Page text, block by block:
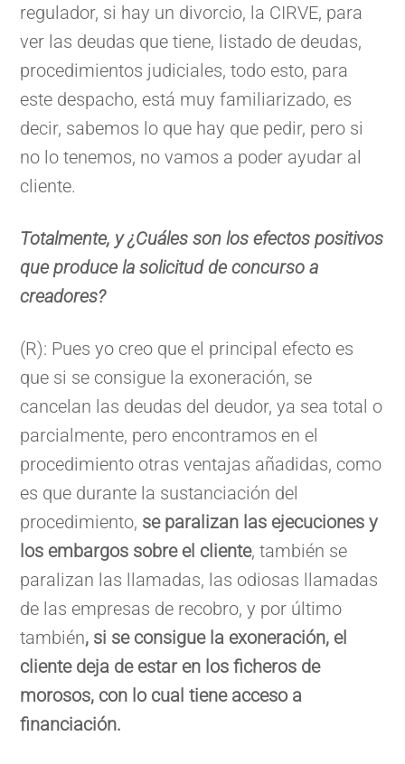
regulador, si hay un divorcio, la CIRVE, para
ver las deudas que tiene, listado de deudas,
procedimientos judiciales, todo esto, para
este despacho, está muy familiarizado, es
decir, sabemos lo que hay que pedir, pero si
no lo tenemos, no vamos a poder ayudar al
cliente.
Totalmente, y ¿Cuáles son los efectos positivos
que produce la solicitud de concurso a
creadores?
(R): Pues yo creo que el principal efecto es
que si se consigue la exoneración, se
cancelan las deudas del deudor, ya sea total o
parcialmente, pero encontramos en el
procedimiento otras ventajas añadidas, como
es que durante la sustanciación del
procedimiento, se paralizan las ejecuciones y
los embargos sobre el cliente, también se
paralizan las llamadas, las odiosas llamadas
de las empresas de recobro, y por último
también, si se consigue la exoneración, el
cliente deja de estar en los ficheros de
morosos, con lo cual tiene acceso a
financiación.